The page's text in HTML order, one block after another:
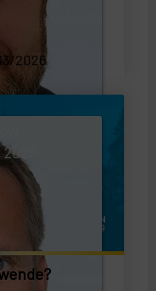
2026